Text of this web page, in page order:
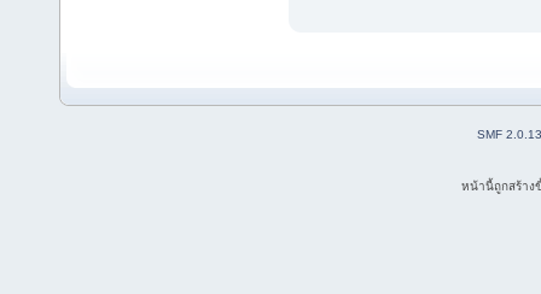
SMF 2.0.13
หน้านี้ถูกสร้าง